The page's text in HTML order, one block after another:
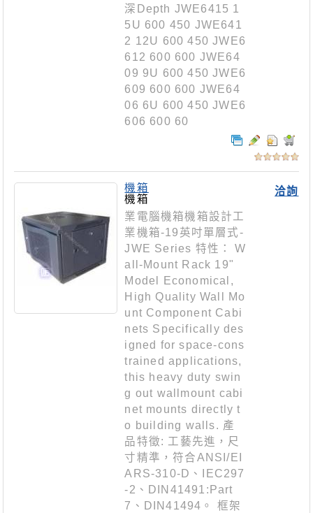
深Depth JWE6415 1
5U 600 450 JWE641
2 12U 600 450 JWE6
612 600 600 JWE64
09 9U 600 450 JWE6
609 600 600 JWE64
06 6U 600 450 JWE6
606 600 60
洽詢
機箱
機箱
業電腦機箱機箱設計工
業機箱-19英吋單層式-
JWE Series 特性： W
all-Mount Rack 19"
Model Economical,
High Quality Wall Mo
unt Component Cabi
nets Specifically des
igned for space-cons
trained applications,
this heavy duty swin
g out wallmount cabi
net mounts directly t
o building walls. 產
品特徵: 工藝先進，尺
寸精準，符合ANSI/EI
ARS-310-D、IEC297
-2、DIN41491:Part
7、DIN41494。 框架